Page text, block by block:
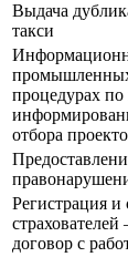
Выдача
такси
процедурах
отбора
Регистрация и
договор с